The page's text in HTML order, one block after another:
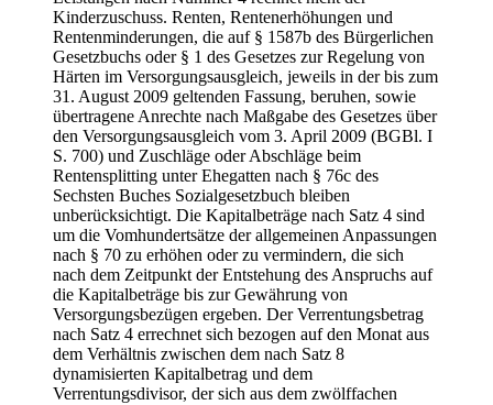
Kinderzuschuss. Renten, Rentenerhöhungen und
Rentenminderungen, die auf § 1587b des Bürgerlichen
Gesetzbuchs oder § 1 des Gesetzes zur Regelung von
Härten im Versorgungsausgleich, jeweils in der bis zum
31. August 2009 geltenden Fassung, beruhen, sowie
übertragene Anrechte nach Maßgabe des Gesetzes über
den Versorgungsausgleich vom 3. April 2009 (BGBl. I
S. 700) und Zuschläge oder Abschläge beim
Rentensplitting unter Ehegatten nach § 76c des
Sechsten Buches Sozialgesetzbuch bleiben
unberücksichtigt. Die Kapitalbeträge nach Satz 4 sind
um die Vomhundertsätze der allgemeinen Anpassungen
nach § 70 zu erhöhen oder zu vermindern, die sich
nach dem Zeitpunkt der Entstehung des Anspruchs auf
die Kapitalbeträge bis zur Gewährung von
Versorgungsbezügen ergeben. Der Verrentungsbetrag
nach Satz 4 errechnet sich bezogen auf den Monat aus
dem Verhältnis zwischen dem nach Satz 8
dynamisierten Kapitalbetrag und dem
Verrentungsdivisor, der sich aus dem zwölffachen